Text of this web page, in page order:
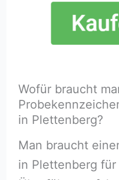
Wofür braucht
in Plettenberg?
Man braucht
in Plettenberg für